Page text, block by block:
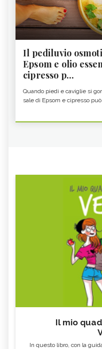
Il pediluvio
Epsom e olio
cipresso p...
Quando piedi e caviglie si
sale di Epsom e cipresso
Il mio
In questo libro, con la